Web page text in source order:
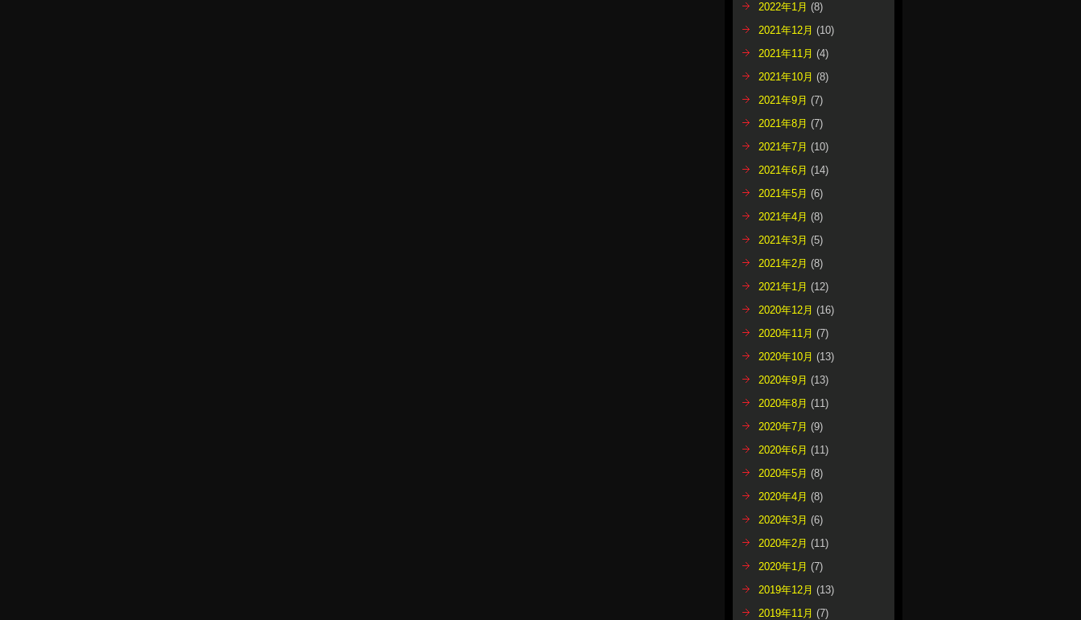
2022年1月 (8)
2021年12月 (10)
2021年11月 (4)
2021年10月 (8)
2021年9月 (7)
2021年8月 (7)
2021年7月 (10)
2021年6月 (14)
2021年5月 (6)
2021年4月 (8)
2021年3月 (5)
2021年2月 (8)
2021年1月 (12)
2020年12月 (16)
2020年11月 (7)
2020年10月 (13)
2020年9月 (13)
2020年8月 (11)
2020年7月 (9)
2020年6月 (11)
2020年5月 (8)
2020年4月 (8)
2020年3月 (6)
2020年2月 (11)
2020年1月 (7)
2019年12月 (13)
2019年11月 (7)